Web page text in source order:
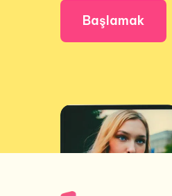
Başlamak